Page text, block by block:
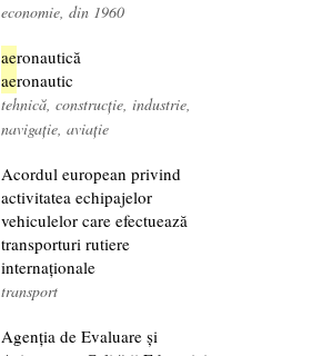
economie, din 1960
aeronautică
aeronautic
tehnică, construcție, industrie,
navigație, aviație
Acordul european privind
activitatea echipajelor
vehiculelor care efectuează
transporturi rutiere
internaționale
transport
Agenția de Evaluare și